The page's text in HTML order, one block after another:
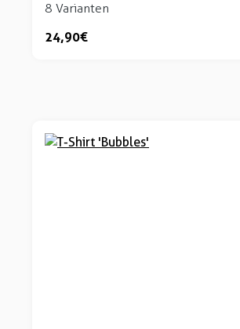
8 Varianten
24,90 €